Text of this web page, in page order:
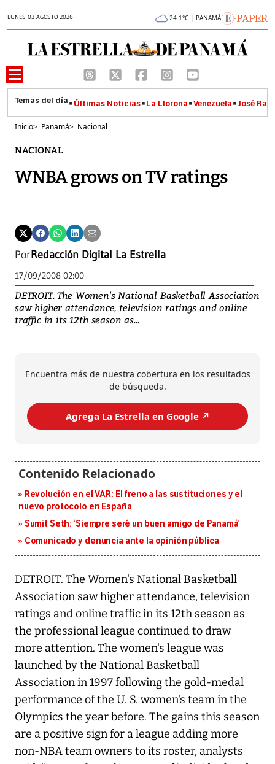
LUNES 03 AGOSTO 2026 24.1°C | PANAMÁ
Últimas Noticias La Llorona Venezuela José
Inicio> Panamá> Nacional
NACIONAL
WNBA grows on TV ratings
PorRedacción Digital La Estrella
17/09/2008 02:00
DETROIT. The Women's National Basketball Association
saw higher attendance, television ratings and online
traffic in its 12th season as...
Encuentra más de nuestra cobertura en los resultados
de búsqueda.
Agrega La Estrella en Google ↗️
Revolución en el VAR: El freno a las sustituciones y el
nuevo protocolo en España
Sumit Seth: ‘Siempre seré un buen amigo de Panamá’
Comunicado y denuncia ante la opinión pública
DETROIT. The Women's National Basketball
Association saw higher attendance, television
ratings and online traffic in its 12th season as
the professional league continued to draw
more attention. The women's league was
launched by the National Basketball
Association in 1997 following the gold-medal
performance of the U. S. women's team in the
Olympics the year before. The gains this season
are a positive sign for a league adding more
non-NBA team owners to its roster, analysts